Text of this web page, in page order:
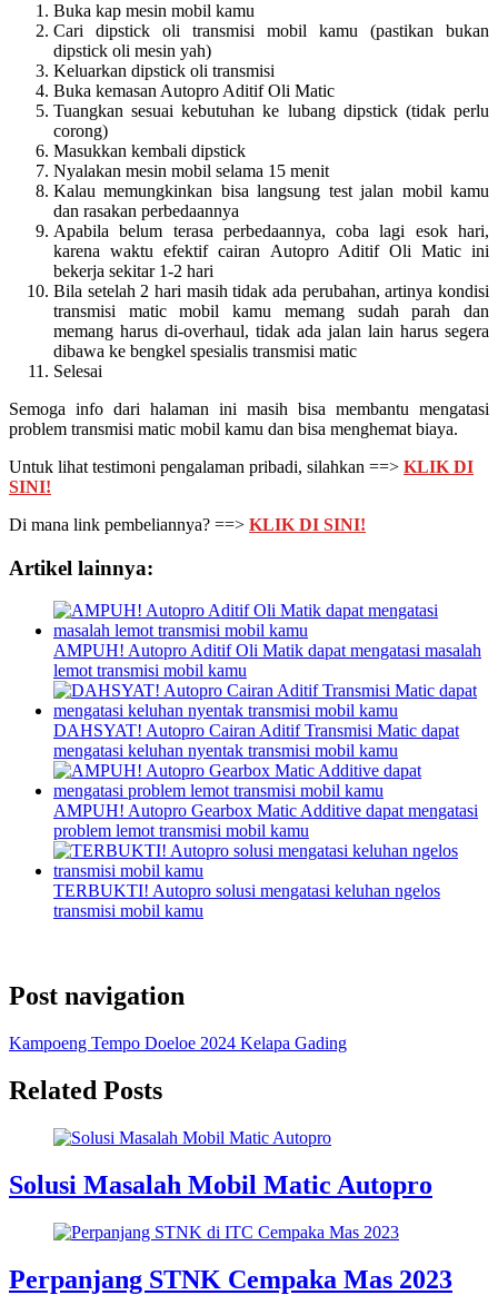
Buka kap mesin mobil kamu
Cari dipstick oli transmisi mobil kamu (pastikan bukan
dipstick oli mesin yah)
Keluarkan dipstick oli transmisi
Buka kemasan Autopro Aditif Oli Matic
Tuangkan sesuai kebutuhan ke lubang dipstick (tidak perlu
corong)
Masukkan kembali dipstick
Nyalakan mesin mobil selama 15 menit
Kalau memungkinkan bisa langsung test jalan mobil kamu
dan rasakan perbedaannya
Apabila belum terasa perbedaannya, coba lagi esok hari,
karena waktu efektif cairan Autopro Aditif Oli Matic ini
bekerja sekitar 1-2 hari
Bila setelah 2 hari masih tidak ada perubahan, artinya kondisi
transmisi matic mobil kamu memang sudah parah dan
memang harus di-overhaul, tidak ada jalan lain harus segera
dibawa ke bengkel spesialis transmisi matic
Selesai
Semoga info dari halaman ini masih bisa membantu mengatasi
problem transmisi matic mobil kamu dan bisa menghemat biaya.
Untuk lihat testimoni pengalaman pribadi, silahkan ==> KLIK DI
SINI!
Di mana link pembeliannya? ==> KLIK DI SINI!
Artikel lainnya:
AMPUH! Autopro Aditif Oli Matik dapat mengatasi masalah
lemot transmisi mobil kamu
DAHSYAT! Autopro Cairan Aditif Transmisi Matic dapat
mengatasi keluhan nyentak transmisi mobil kamu
AMPUH! Autopro Gearbox Matic Additive dapat mengatasi
problem lemot transmisi mobil kamu
TERBUKTI! Autopro solusi mengatasi keluhan ngelos
transmisi mobil kamu
Post navigation
Kampoeng Tempo Doeloe 2024 Kelapa Gading
Related Posts
Solusi Masalah Mobil Matic Autopro
Perpanjang STNK Cempaka Mas 2023